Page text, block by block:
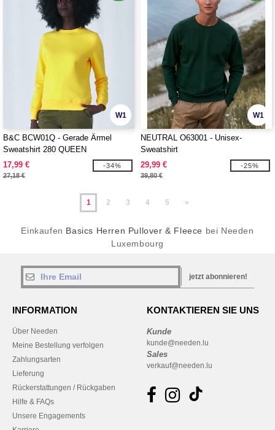
W1
B&C BCW01Q - Gerade Ärmel
Sweatshirt 280 QUEEN
17,99 €
27,18 €
-34%
W1
NEUTRAL O63001 - Unisex-
Sweatshirt
29,99 €
39,80 €
-25%
1 2 3 4 5 »
Einkaufen Basics Herren Pullover & Fleece bei Needen
Luxembourg
jetzt abonnieren!
INFORMATION
Über Needen
Meine Bestellung verfolgen
Zahlungsarten
Lieferung
Rückerstattungen / Rückgaben
Hilfe & FAQs
Unsere Engagements
KONTAKTIEREN SIE UNS
Kunde
kunde@needen.lu
Sales
verkauf@needen.lu